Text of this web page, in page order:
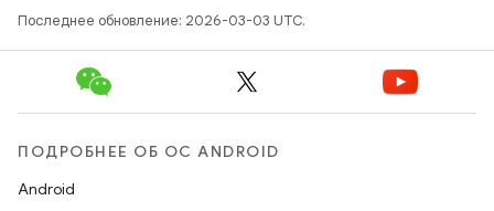
Последнее обновление: 2026-03-03 UTC.
ПОДРОБНЕЕ ОБ ОС ANDROID
Android